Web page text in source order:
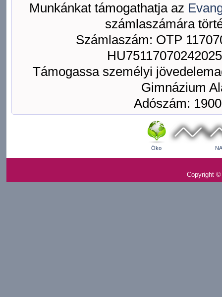
Munkánkat támogathatja az
számlaszámára
Számlaszám: OTP
Támogassa személyi
Gimnázium
Adószám:
Öko
Copyright